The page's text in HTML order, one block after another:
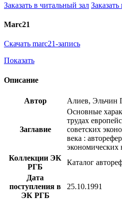
Заказать в читальный зал
Marc21
Скачать marc21-запись
Показать
Описание
Автор Алиев, Эльчин
Заглавие
Основные
трудах
советских
века :
экономических
Коллекции ЭК
РГБ
Каталог
Дата
поступления в
ЭК РГБ
25.10.1991